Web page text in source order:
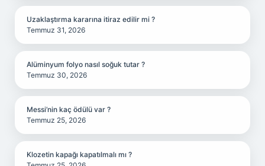
Uzaklaştırma kararına itiraz edilir mi ?
Temmuz 31, 2026
Alüminyum folyo nasıl soğuk tutar ?
Temmuz 30, 2026
Messi’nin kaç ödülü var ?
Temmuz 25, 2026
Klozetin kapağı kapatılmalı mı ?